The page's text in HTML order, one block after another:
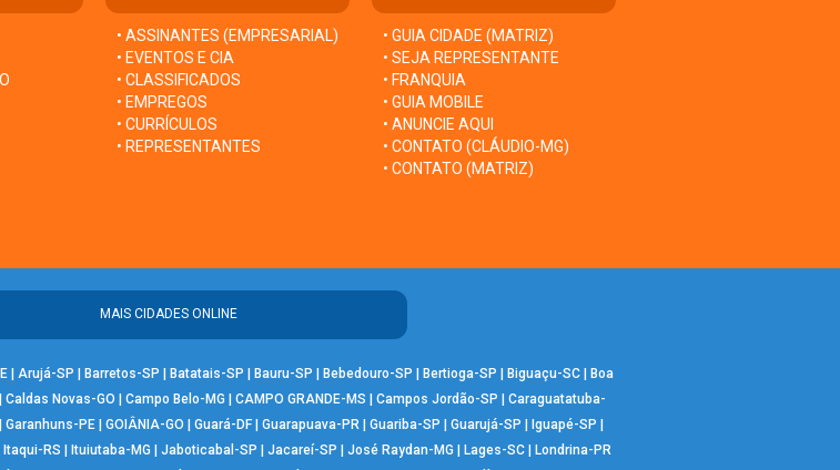
• ASSINANTES (EMPRESARIAL)
• EVENTOS E CIA
• CLASSIFICADOS
• EMPREGOS
• CURRÍCULOS
• REPRESENTANTES
• GUIA CIDADE (MATRIZ)
• SEJA REPRESENTANTE
• FRANQUIA
• GUIA MOBILE
• ANUNCIE AQUI
• CONTATO (CLÁUDIO-MG)
• CONTATO (MATRIZ)
MAIS CIDADES ONLINE
| Arujá-SP | Barretos-SP | Batatais-SP | Bauru-SP | Bebedouro-SP | Bertioga-SP | Biguaçu-SC| Boa
| Caldas Novas-GO | Campo Belo-MG | CAMPO GRANDE-MS | Campos Jordão-SP | Caraguatatuba-
| Garanhuns-PE | GOIÂNIA-GO | Guará-DF | Guarapuava-PR | Guariba-SP | Guarujá-SP | Iguapé-SP |
Itaqui-RS | Ituiutaba-MG | Jaboticabal-SP | Jacareí-SP | José Raydan-MG | Lages-SC| Londrina-PR